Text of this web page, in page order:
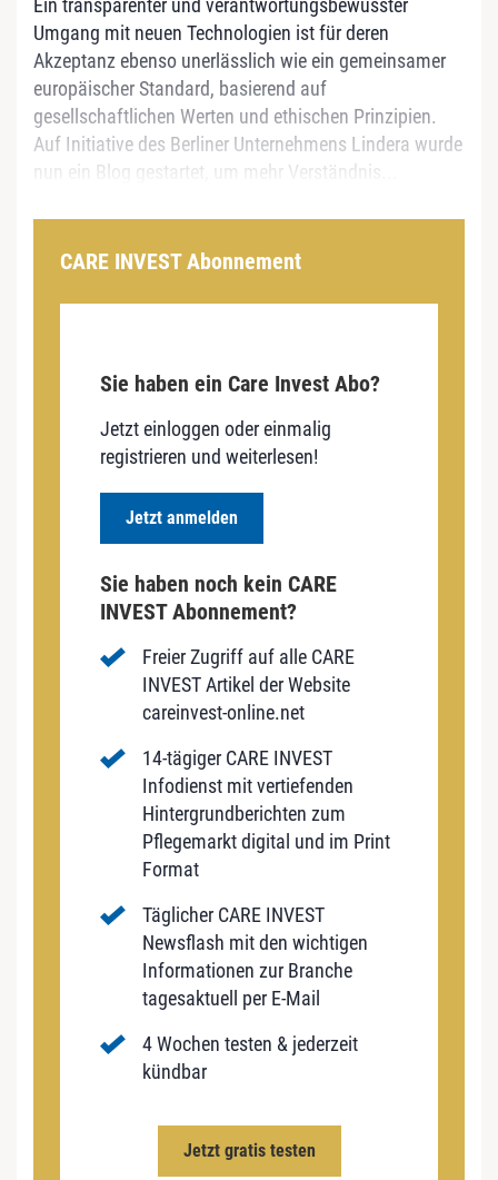
Ein transparenter und verantwortungsbewusster
Umgang mit neuen Technologien ist für deren
Akzeptanz ebenso unerlässlich wie ein gemeinsamer
europäischer Standard, basierend auf
gesellschaftlichen Werten und ethischen Prinzipien.
Auf Initiative des Berliner Unternehmens Lindera wurde
nun ein Blog gestartet, um mehr Verständnis...
CARE INVEST Abonnement
Sie haben ein Care Invest Abo?
Jetzt einloggen oder einmalig
registrieren und weiterlesen!
Jetzt anmelden
Sie haben noch kein CARE
INVEST Abonnement?
Freier Zugriff auf alle CARE
INVEST Artikel der Website
careinvest-online.net
14-tägiger CARE INVEST
Infodienst mit vertiefenden
Hintergrundberichten zum
Pflegemarkt digital und im Print
Format
Täglicher CARE INVEST
Newsflash mit den wichtigen
Informationen zur Branche
tagesaktuell per E-Mail
4 Wochen testen & jederzeit
kündbar
Jetzt gratis testen